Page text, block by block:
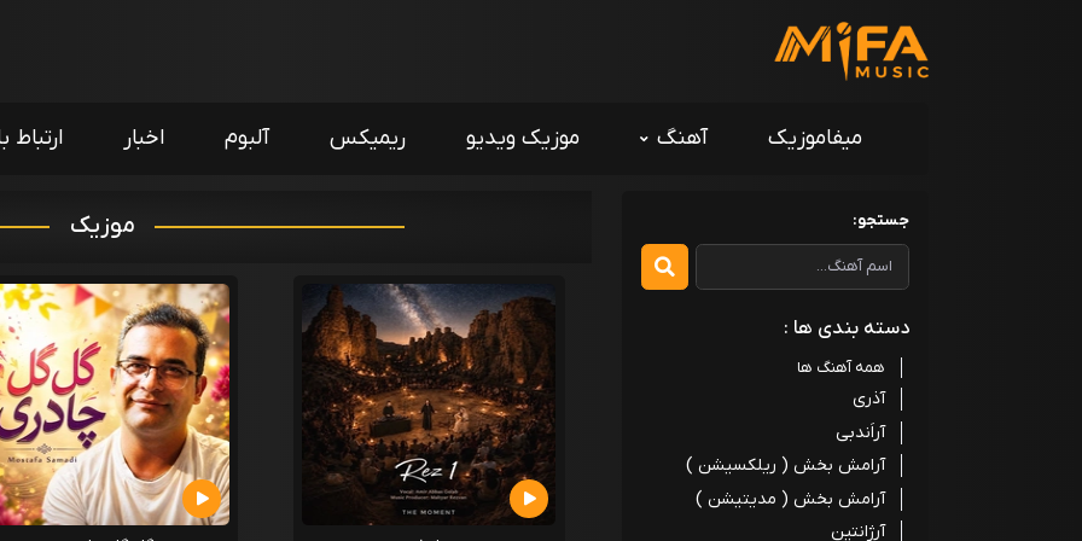
میفاموزیک آهنگ موزیک ویدیو ریمیکس آلبوم اخبار ارتباط
جستجو:
دسته بندی ها :
همه آهنگ ها
آذری
آراَندبی
آرامش بخش ( ریلکسیشن )
آرامش بخش ( مدیتیشن )
آرژانتین
موزیک